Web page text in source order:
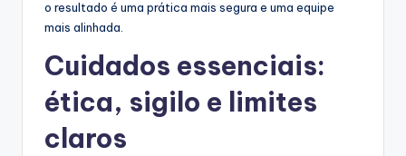
o resultado é uma prática mais segura e uma equipe
mais alinhada.
Cuidados essenciais:
ética, sigilo e limites
claros